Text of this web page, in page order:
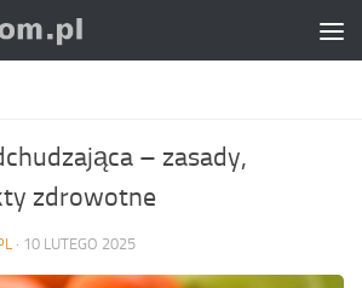
– zasady,
zdrowotne
· 10 LUTEGO 2025